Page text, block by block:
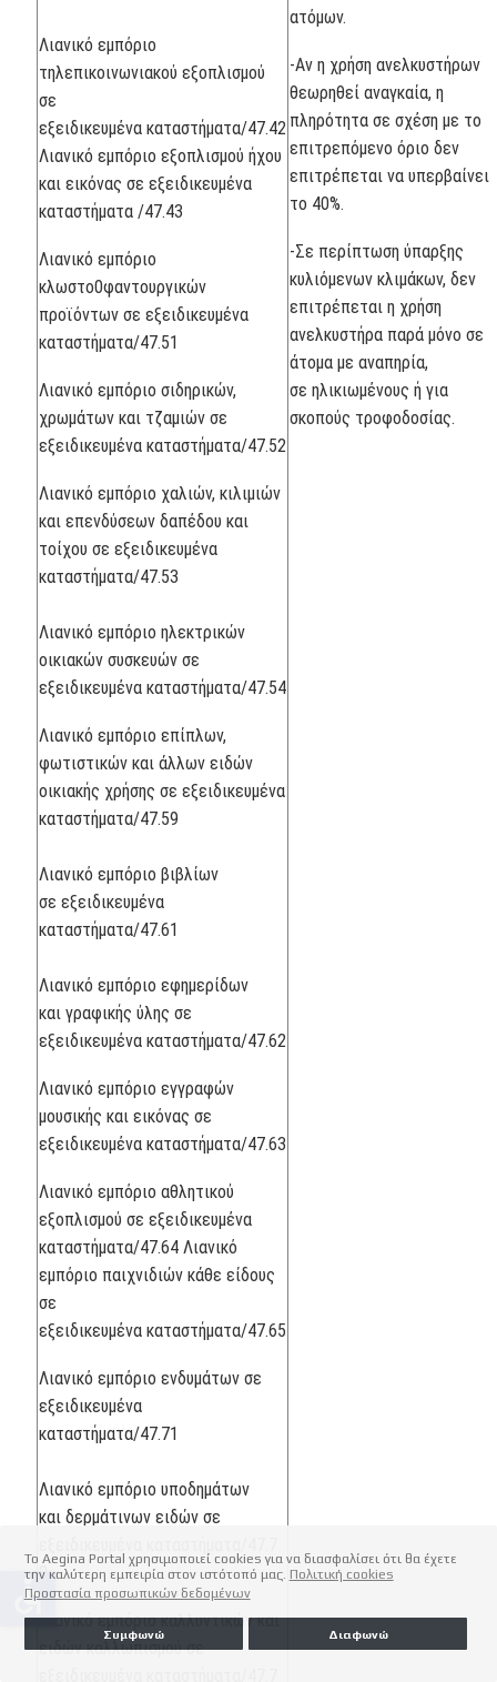
Το Aegina Portal χρησιμοποιεί cookies για να διασφαλίσει ότι θα έχετε
την καλύτερη εμπειρία στον ιστότοπό μας. Πολιτική cookies
Προστασία προσωπικών δεδομένων
Συμφωνώ Διαφωνώ
Λιανικό εμπόριο
τηλεπικοινωνιακού εξοπλισμού
σε
εξειδικευμένα καταστήματα/47.42
Λιανικό εμπόριο εξοπλισμού ήχου
και εικόνας σε εξειδικευμένα
καταστήματα /47.43
Λιανικό εμπόριο
κλωστο0φαντουργικών
προϊόντων σε εξειδικευμένα
καταστήματα/47.51
Λιανικό εμπόριο σιδηρικών,
χρωμάτων και τζαμιών σε
εξειδικευμένα καταστήματα/47.52
Λιανικό εμπόριο χαλιών, κιλιμιών
και επενδύσεων δαπέδου και
τοίχου σε εξειδικευμένα
καταστήματα/47.53
Λιανικό εμπόριο ηλεκτρικών
οικιακών συσκευών σε
εξειδικευμένα καταστήματα/47.54
Λιανικό εμπόριο επίπλων,
φωτιστικών και άλλων ειδών
οικιακής χρήσης σε εξειδικευμένα
καταστήματα/47.59
Λιανικό εμπόριο βιβλίων
σε εξειδικευμένα
καταστήματα/47.61
Λιανικό εμπόριο εφημερίδων
και γραφικής ύλης σε
εξειδικευμένα καταστήματα/47.62
Λιανικό εμπόριο εγγραφών
μουσικής και εικόνας σε
εξειδικευμένα καταστήματα/47.63
Λιανικό εμπόριο αθλητικού
εξοπλισμού σε εξειδικευμένα
καταστήματα/47.64 Λιανικό
εμπόριο παιχνιδιών κάθε είδους
σε
εξειδικευμένα καταστήματα/47.65
Λιανικό εμπόριο ενδυμάτων σε
εξειδικευμένα
καταστήματα/47.71
Λιανικό εμπόριο υποδημάτων
και δερμάτινων ειδών σε
2
Λιανικό εμπόριο καλλυντικών και
ειδών καλλωπισμού σε
ατόμων.
-Αν η χρήση ανελκυστήρων
θεωρηθεί αναγκαία, η
πληρότητα σε σχέση με το
επιτρεπόμενο όριο δεν
επιτρέπεται να υπερβαίνει
το 40%.
-Σε περίπτωση ύπαρξης
κυλιόμενων κλιμάκων, δεν
επιτρέπεται η χρήση
ανελκυστήρα παρά μόνο σε
άτομα με αναπηρία,
σε ηλικιωμένους ή για
σκοπούς τροφοδοσίας.
accessible